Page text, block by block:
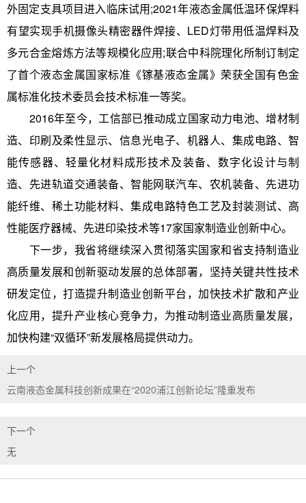
外固定支具项目进入临床试用;2021年液态金属低温环保焊料
有望实现手机摄像头精密器件焊接、LED灯带用低温焊料及
多元合金熔炼方法等规模化应用;联合中科院理化所制订制定
了首个液态金属国家标准《镓基液态金属》荣获全国有色金
属标准化技术委员会技术标准一等奖。
2016年至今，工信部已推动成立国家动力电池、增材制
造、印刷及柔性显示、信息光电子、机器人、集成电路、智
能传感器、轻量化材料成形技术及装备、数字化设计与制
造、先进轨道交通装备、智能网联汽车、农机装备、先进功
能纤维、稀土功能材料、集成电路特色工艺及封装测试、高
性能医疗器械、先进印染技术等17家国家制造业创新中心。
下一步，我省将继续深入贯彻落实国家和省支持制造业
高质量发展和创新驱动发展的总体部署，坚持关键共性技术
研发定位，打造提升制造业创新平台，加快技术扩散和产业
化应用，提升产业核心竞争力，为推动制造业高质量发展，
加快构建“双循环”新发展格局提供动力。
上一个
云南液态金属科技创新成果在“2020浦江创新论坛”隆重发布
下一个
无